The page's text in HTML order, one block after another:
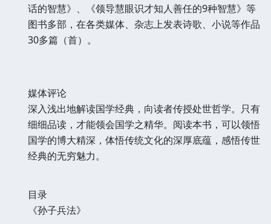
话的智慧》、《领导慧眼识才知人善任的9种智慧》等
图书多部，在各类媒体、杂志上发表诗歌、小说等作品
30多篇（首）。
媒体评论
深入浅出地解读国学经典，向读者传授处世哲学。只有
细细品读，才能领会国学之精华。阅读本书，可以领悟
国学的博大精深，体悟传统文化的深厚底蕴，感悟传世
经典的无穷魅力。
目录
《孙子兵法》